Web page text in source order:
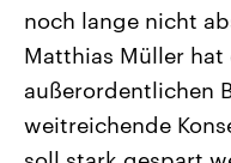
Landtagswahl Sachsen-
2026
Alle Informationen
Sachsen-Anhalt wählt
September 2026 einen
Landtag. Seit 2021 wird
Bundesland von einer
noch lange nicht
Matthias Müller
außerordentlichen
weitreichende